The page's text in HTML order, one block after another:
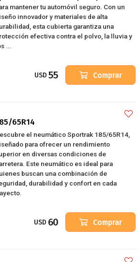
mantener tu automóvil seguro. Con un
innovador y materiales de alta
esta cubierta garantiza una
efectiva contra el polvo, la lluvia y
...
USD 55 Comprar
65R14
el neumático Sportrak 185/65R14,
para ofrecer un rendimiento
en diversas condiciones de
Este neumático es ideal para
buscan una combinación de
durabilidad y confort en cada
USD 60 Comprar